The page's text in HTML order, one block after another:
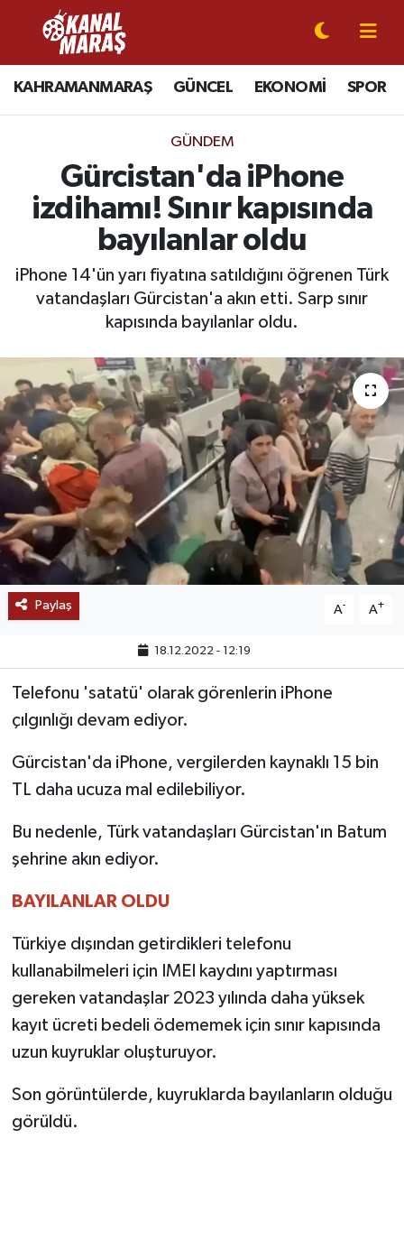
KAHRAMANMARAŞ GÜNCEL EKONOMİ SPOR
GÜNDEM
Gürcistan'da iPhone
izdihamı! Sınır kapısında
bayılanlar oldu
iPhone 14'ün yarı fiyatına satıldığını öğrenen Türk
vatandaşları Gürcistan'a akın etti. Sarp sınır
kapısında bayılanlar oldu.
Paylaş A- A+
18.12.2022 - 12:19
Telefonu 'satatü' olarak görenlerin iPhone
çılgınlığı devam ediyor.
Gürcistan'da iPhone, vergilerden kaynaklı 15 bin
TL daha ucuza mal edilebiliyor.
Bu nedenle, Türk vatandaşları Gürcistan'ın Batum
şehrine akın ediyor.
BAYILANLAR OLDU
Türkiye dışından getirdikleri telefonu
kullanabilmeleri için IMEI kaydını yaptırması
gereken vatandaşlar 2023 yılında daha yüksek
kayıt ücreti bedeli ödememek için sınır kapısında
uzun kuyruklar oluşturuyor.
Son görüntülerde, kuyruklarda bayılanların olduğu
görüldü.
CANLI YAYIN
KAHRAMANMARAŞ
SPOR
SİYASET
EKONOMİ
MAGAZİN
SAĞLIK
EĞİTİM
BÖLGE
KEŞFET
POPÜLER
DÜNYA
TREND
MEDYA
TEKNOLOJİ
YAŞAM
KÜLTÜR SANAT
Kahramanmaraş Nöbetçi Eczaneler
Kahramanmaraş Hava Durumu
Kahramanmaraş Namaz Vakitleri
Kahramanmaraş Trafik Yoğunluk Haritası
Süper Lig Puan Durumu ve Fikstür
Tüm Manşetler
Haber Arşivi